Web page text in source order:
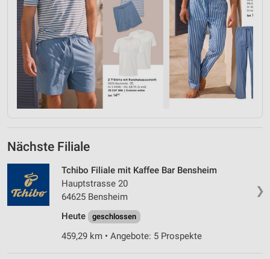
Nächste Filiale
❯
Tchibo Filiale mit Kaffee Bar Bensheim
Hauptstrasse 20
64625 Bensheim
Heute
geschlossen
459,29 km • Angebote: 5 Prospekte